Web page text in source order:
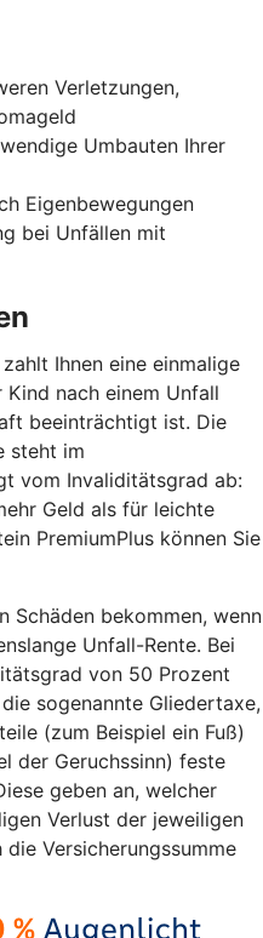
Verletzungen,
Umbauten Ihrer
Eigenbewegungen
bei Unfällen mit
Ihnen eine einmalige
Kind nach einem Unfall
beeinträchtigt ist. Die
steht im
vom Invaliditätsgrad ab:
Geld als für leichte
PremiumPlus können Sie
Schäden bekommen, wenn
Unfall-Rente. Bei
von 50 Prozent
sogenannte Gliedertaxe,
(zum Beispiel ein Fuß)
der Geruchssinn) feste
geben an, welcher
Verlust der jeweiligen
Versicherungssumme